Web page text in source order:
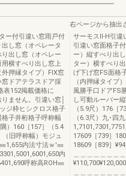
ー付引違い窓雨戸付
し窓（オペレータ
出し窓（オペレー
横すべり出し窓上
押縁タイプ）FIX窓
窓ドアテラスドア採
表152掲載価格に
ません。引違い窓│
ジ枠ヒシクロス格子
子井桁格子呼称幅
）160［157］（5.4
旧呼称幅）モジュ
1,655内法寸法ｗ'㎜
内
呼称高ROH㎜
右ページから抽出
サーモスⅡ-H引違
引違い窓面格子
ー）縦すべり出
ター）横すべり
げ下げ窓FS面格
（内押縁タイプ
風勝手口ドアFS
し可動ルーバー
（5.9尺）176［
（6.3尺）九･四
17609［739］
18609［839］